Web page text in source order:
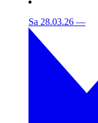
Sa 28.03.26 —